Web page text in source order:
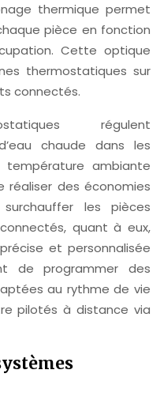
thermique permet
pièce en fonction
Cette optique
thermostatiques sur
connectés.
régulent
chaude dans les
ambiante
réaliser des économies
les pièces
quant à eux,
et personnalisée
de programmer des
au rythme de vie
pilotés à distance via